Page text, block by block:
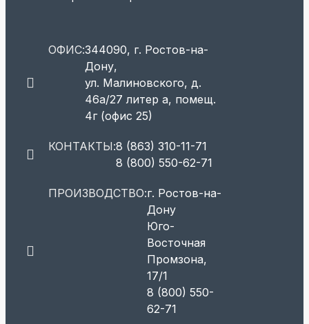
ОФИС:344090, г. Ростов-на-
Дону,
ул. Малиновского, д.
46а/27 литер а, помещ.
4г (офис 25)
КОНТАКТЫ:8 (863) 310-11-71
8 (800) 550-62-71
ПРОИЗВОДСТВО:г. Ростов-на-
Дону
Юго-
Восточная
Промзона,
17/1
8 (800) 550-
62-71